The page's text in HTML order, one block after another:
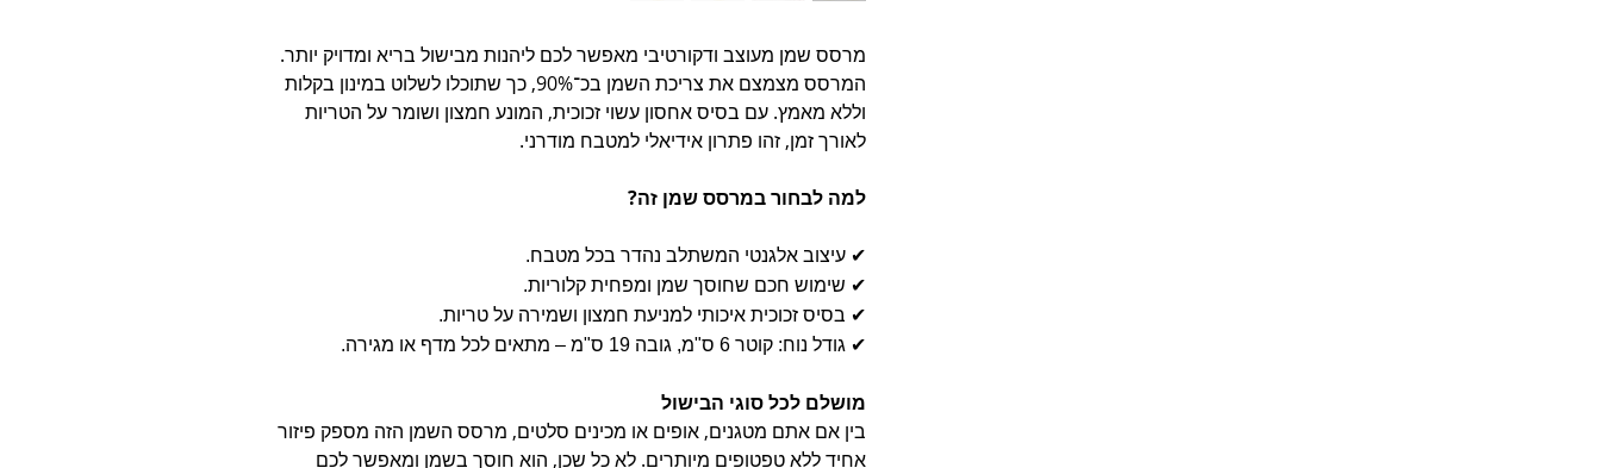
מרסס שמן מעוצב ודקורטיבי מאפשר לכם ליהנות מבישול בריא ומדויק יותר.
המרסס מצמצם את צריכת השמן בכ־90%, כך שתוכלו לשלוט במינון בקלות
וללא מאמץ. עם בסיס אחסון עשוי זכוכית, המונע חמצון ושומר על הטריות
לאורך זמן, זהו פתרון אידיאלי למטבח מודרני.
למה לבחור במרסס שמן זה?
✔ עיצוב אלגנטי המשתלב נהדר בכל מטבח.
✔ שימוש חכם שחוסך שמן ומפחית קלוריות.
✔ בסיס זכוכית איכותי למניעת חמצון ושמירה על טריות.
✔ גודל נוח: קוטר 6 ס"מ, גובה 19 ס"מ – מתאים לכל מדף או מגירה.
מושלם לכל סוגי הבישול
בין אם אתם מטגנים, אופים או מכינים סלטים, מרסס השמן הזה מספק פיזור
אחיד ללא טפטופים מיותרים. לא כל שכן, הוא חוסך בשמן ומאפשר לכם